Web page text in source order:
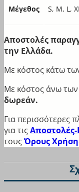
Minerva
Norddiva
Ox Socks
Paco & Co
Sexen
Sloggi
Tender
Trendy
Vienetta
Vienetta Secret
WALK
Μέγεθος S, M, L,
Αποστολές
την Ελλάδα.
Με κόστος κάτω
Με κόστος άνω των
δωρεάν.
Για περισσότερες
για τις
τους Όρους